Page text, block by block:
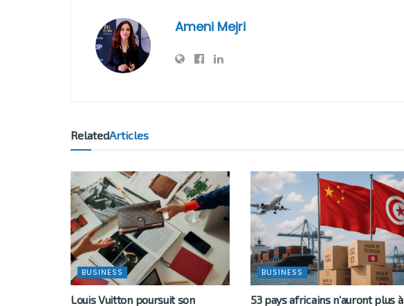
Ameni Mejri
RelatedArticles
BUSINESS
Louis Vuitton poursuit son
BUSINESS
53 pays africains n’auront plus à